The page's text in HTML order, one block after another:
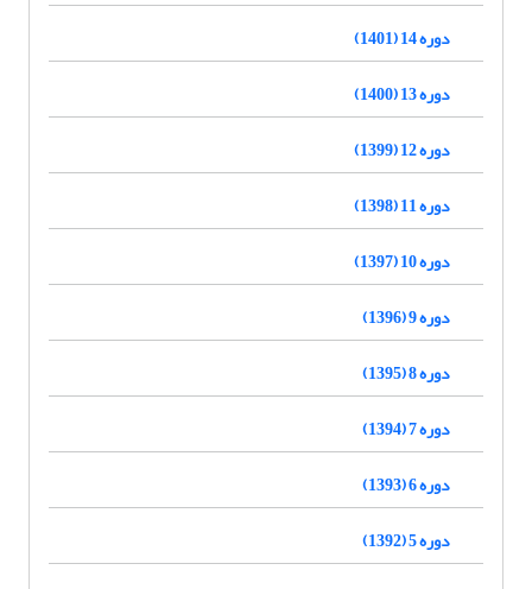
دوره 14 (1401)
دوره 13 (1400)
دوره 12 (1399)
دوره 11 (1398)
دوره 10 (1397)
دوره 9 (1396)
دوره 8 (1395)
دوره 7 (1394)
دوره 6 (1393)
دوره 5 (1392)